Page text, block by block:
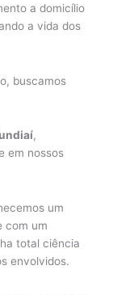
a domicílio
a vida dos
buscamos
,
em nossos
um
com um
total ciência
envolvidos.